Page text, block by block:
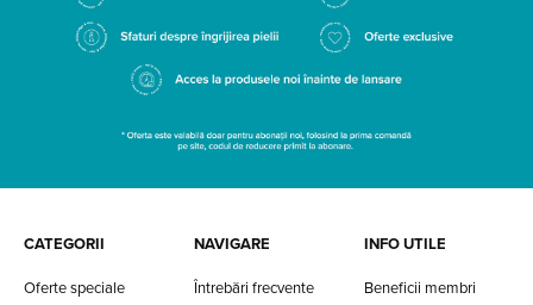
CATEGORII
Oferte speciale
NAVIGARE
Întrebări frecvente
INFO UTILE
Beneficii membri